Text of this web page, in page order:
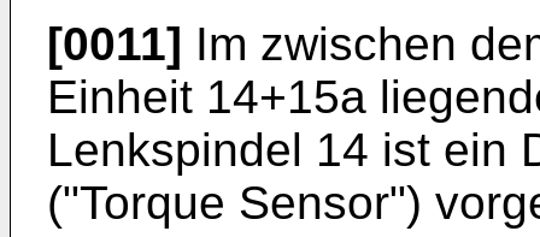
[0011] Im zwischen
Einheit 14+15a
Lenkspindel 14 ist ein
("Torque Sensor")